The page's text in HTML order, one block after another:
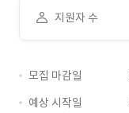
지원자 수
모집 마감일
예상 시작일